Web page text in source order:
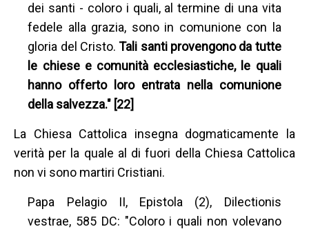
dei santi - coloro i quali, al termine di una vita
fedele alla grazia, sono in comunione con la
gloria del Cristo.Tali santi provengono da tutte
le chiese e comunità ecclesiastiche, le quali
hanno offerto loro entrata nella comunione
della salvezza." [22]
La Chiesa Cattolica insegna dogmaticamente la
verità per la quale al di fuori della Chiesa Cattolica
non vi sono martiri Cristiani.
Papa Pelagio II, Epistola (2), Dilectionis
vestrae, 585 DC: "Coloro i quali non volevano